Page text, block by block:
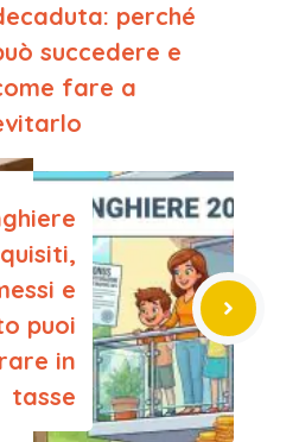
perché
succedere e
fare a
e
puoi
in
tasse